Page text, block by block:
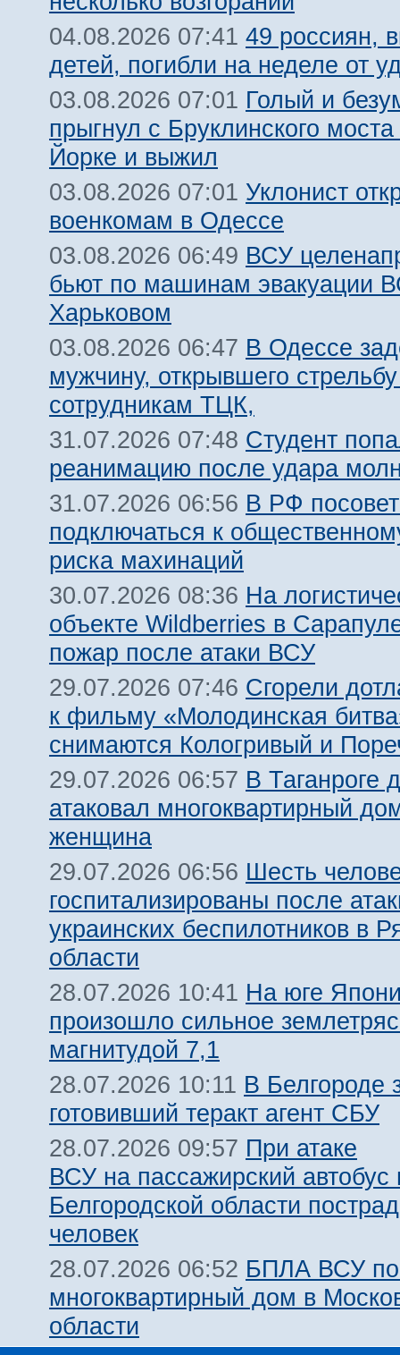
04.08.2026 07:41 49 россиян,
детей, погибли на неделе от
03.08.2026 07:01 Голый и
прыгнул с Бруклинского
Йорке и выжил
03.08.2026 07:01 Уклонист
военкомам в Одессе
03.08.2026 06:49 ВСУ
бьют по машинам эвакуации
Харьковом
03.08.2026 06:47 В Одессе
мужчину, открывшего
сотрудникам ТЦК,
31.07.2026 07:48 Студент
реанимацию после удара
31.07.2026 06:56 В РФ
подключаться к
риска махинаций
30.07.2026 08:36 На
объекте Wildberries в
пожар после атаки ВСУ
29.07.2026 07:46 Сгорели
к фильму «Молодинская
снимаются Кологривый и
29.07.2026 06:57 В Таганроге
атаковал многоквартирный
женщина
29.07.2026 06:56 Шесть
госпитализированы после
украинских беспилотников в
области
28.07.2026 10:41 На юге
произошло сильное
магнитудой 7,1
28.07.2026 10:11 В Белгороде
готовивший теракт агент СБУ
28.07.2026 09:57 При атаке
ВСУ на пассажирский автобус
Белгородской области
человек
28.07.2026 06:52 БПЛА ВСУ
многоквартирный дом в
области